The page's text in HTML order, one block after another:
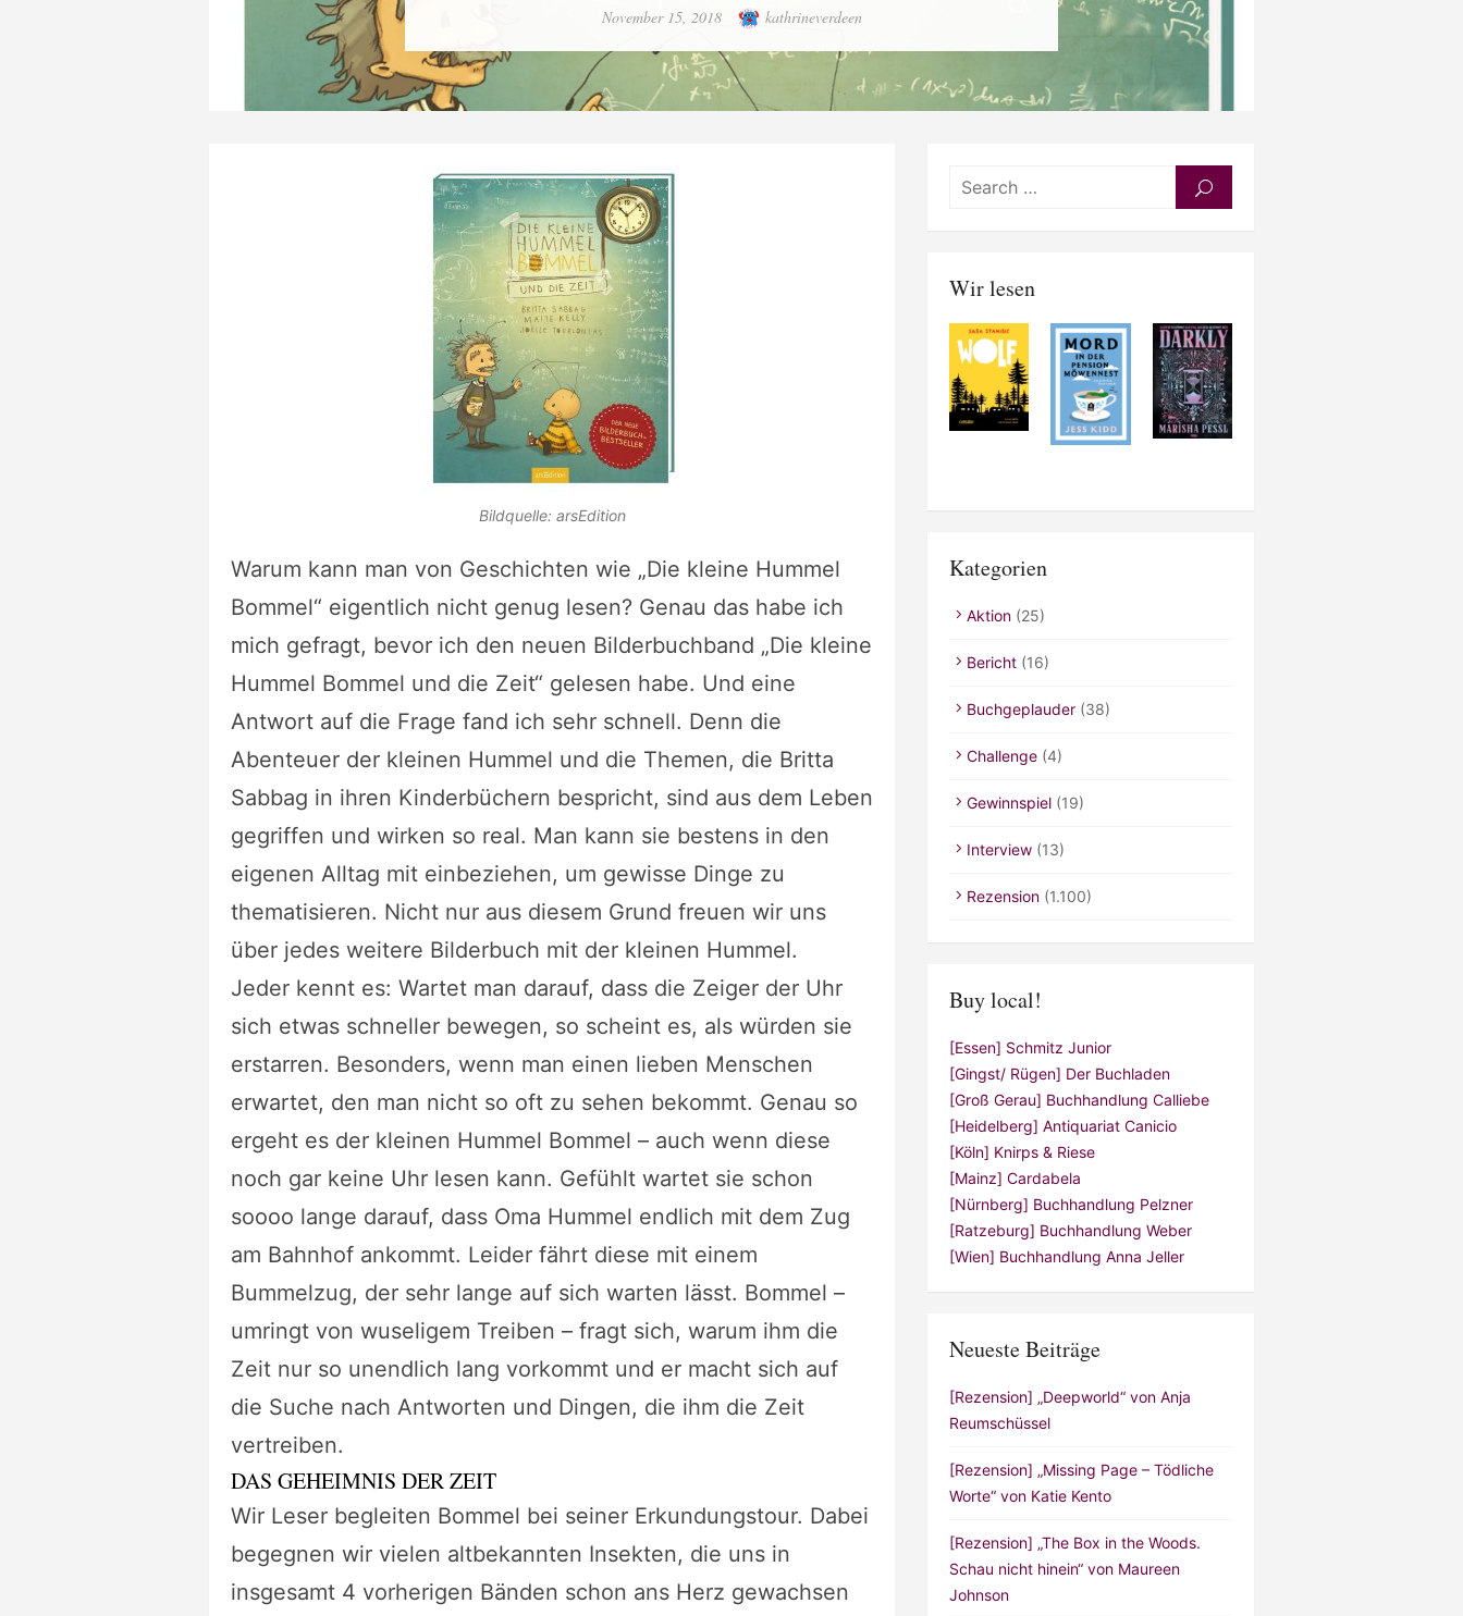
Posted
November 15, 2018 Author
kathrineverdeen
Bildquelle: arsEdition
Warum kann man von Geschichten wie „Die kleine Hummel
Bommel“ eigentlich nicht genug lesen? Genau das habe ich
mich gefragt, bevor ich den neuen Bilderbuchband „Die kleine
Hummel Bommel und die Zeit“ gelesen habe. Und eine
Antwort auf die Frage fand ich sehr schnell. Denn die
Abenteuer der kleinen Hummel und die Themen, die Britta
Sabbag in ihren Kinderbüchern bespricht, sind aus dem Leben
gegriffen und wirken so real. Man kann sie bestens in den
eigenen Alltag mit einbeziehen, um gewisse Dinge zu
thematisieren. Nicht nur aus diesem Grund freuen wir uns
über jedes weitere Bilderbuch mit der kleinen Hummel.
Jeder kennt es: Wartet man darauf, dass die Zeiger der Uhr
sich etwas schneller bewegen, so scheint es, als würden sie
erstarren. Besonders, wenn man einen lieben Menschen
erwartet, den man nicht so oft zu sehen bekommt. Genau so
ergeht es der kleinen Hummel Bommel – auch wenn diese
noch gar keine Uhr lesen kann. Gefühlt wartet sie schon
soooo lange darauf, dass Oma Hummel endlich mit dem Zug
am Bahnhof ankommt. Leider fährt diese mit einem
Bummelzug, der sehr lange auf sich warten lässt. Bommel –
umringt von wuseligem Treiben – fragt sich, warum ihm die
Zeit nur so unendlich lang vorkommt und er macht sich auf
die Suche nach Antworten und Dingen, die ihm die Zeit
vertreiben.
DAS GEHEIMNIS DER ZEIT
Wir Leser begleiten Bommel bei seiner Erkundungstour. Dabei
begegnen wir vielen altbekannten Insekten, die uns in
insgesamt 4 vorherigen Bänden schon ans Herz gewachsen
SEARCH
Wir lesen
Kategorien
Aktion (25)
Bericht (16)
Buchgeplauder (38)
Challenge (4)
Gewinnspiel (19)
Interview (13)
Rezension (1.100)
Buy local!
[Essen] Schmitz Junior
[Gingst/ Rügen] Der Buchladen
[Groß Gerau] Buchhandlung Calliebe
[Heidelberg] Antiquariat Canicio
[Köln] Knirps & Riese
[Mainz] Cardabela
[Nürnberg] Buchhandlung Pelzner
[Ratzeburg] Buchhandlung Weber
[Wien] Buchhandlung Anna Jeller
Neueste Beiträge
[Rezension] „Deepworld“ von Anja
Reumschüssel
[Rezension] „Missing Page – Tödliche
Worte“ von Katie Kento
[Rezension] „The Box in the Woods.
Schau nicht hinein“ von Maureen
Johnson